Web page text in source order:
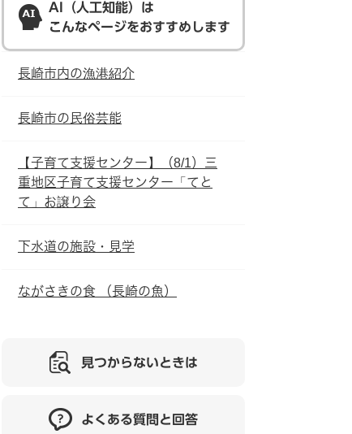
AI（人工知能）は
こんなページをおすすめします
長崎市内の漁港紹介
長崎市の民俗芸能
【子育て支援センター】（8/1）三
重地区子育て支援センター「てと
て」お譲り会
下水道の施設・見学
ながさきの食 （長崎の魚）
見つからないときは
よくある質問と回答